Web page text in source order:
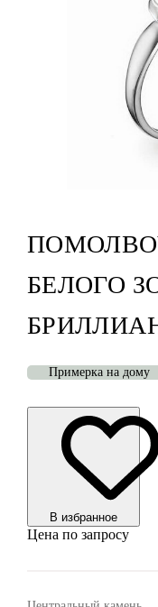
БЕЛОГО
Примерка на дому
В избранноe
Цена по запросу